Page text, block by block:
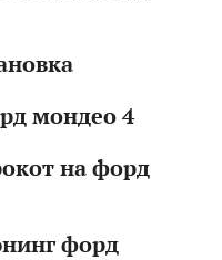
мондео 4
на форд
форд